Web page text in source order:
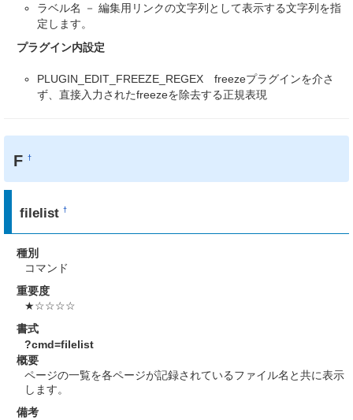
ラベル名 － 編集用リンクの文字列として表示する文字列を指
定します。
プラグイン内設定
PLUGIN_EDIT_FREEZE_REGEX freezeプラグインを介さ
ず、直接入力されたfreezeを除去する正規表現
F†
filelist†
種別
コマンド
重要度
★☆☆☆☆
書式
?cmd=filelist
概要
ページの一覧を各ページが記録されているファイル名と共に表示
します。
備考